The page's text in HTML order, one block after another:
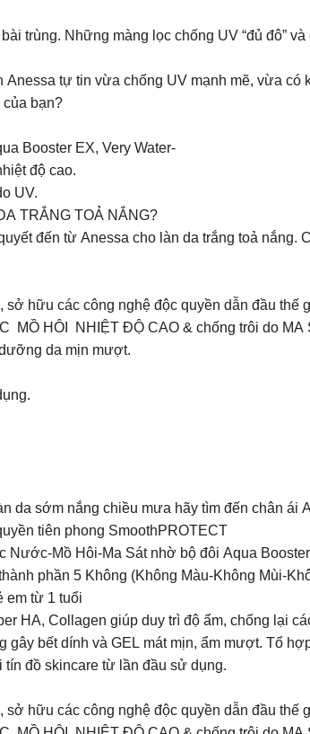
trùng. Những màng lọc chống UV “đủ đô”
tự tin vừa chống UV mạnh mẽ, vừa
bạn?
Booster EX, Very Water-
độ cao.
UV.
TRẮNG TOẢ NẮNG?
đến từ Anessa cho làn da trắng toả nắng.
hữu các công nghệ độc quyền dẫn đầu
MỒ HÔI NHIỆT ĐỘ CAO & chống trôi do MA
da mịn mượt.
da sớm nắng chiều mưa hãy tìm đến chân ái
tiên phong SmoothPROTECT
Mồ Hôi-Ma Sát nhờ bộ đôi Aqua
phần 5 Không (Không Màu-Không Mùi-
em từ 1 tuổi
HA, Collagen giúp duy trì độ ẩm, chống lại
bết dính và GEL mát mịn, ẩm mượt. Tổ
đồ skincare từ lần đầu sử dụng.
hữu các công nghệ độc quyền dẫn đầu